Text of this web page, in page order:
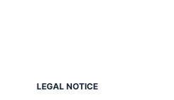
LEGAL NOTICE